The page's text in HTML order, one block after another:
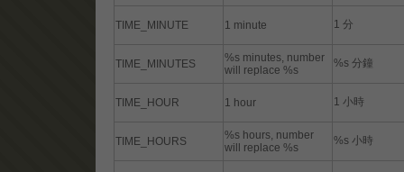
TIME_MINUTE 1 minute 1 分
TIME_MINUTES
%s minutes, number
will replace %s
%s 分鐘
TIME_HOUR 1 hour 1 小時
TIME_HOURS
%s hours, number
will replace %s
%s 小時